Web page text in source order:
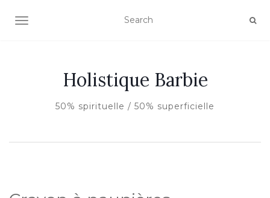
AFFICHER/MASQUER LA NAVIGATION
Holistique Barbie
50% spirituelle / 50% superficielle